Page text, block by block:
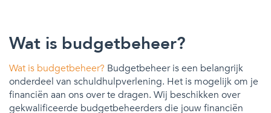
Wat is budgetbeheer?
Wat is budgetbeheer? Budgetbeheer is een belangrijk
onderdeel van schuldhulpverlening. Het is mogelijk om je
financiën aan ons over te dragen. Wij beschikken over
gekwalificeerde budgetbeheerders die jouw financiën